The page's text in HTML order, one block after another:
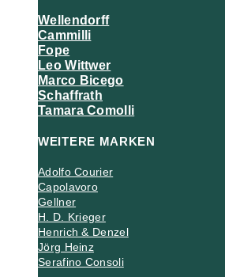
Wellendorff
Cammilli
Fope
Leo Wittwer
Marco Bicego
Schaffrath
Tamara Comolli
WEITERE MARKEN
Adolfo Courier
Capolavoro
Gellner
H. D. Krieger
Henrich & Denzel
Jörg Heinz
Serafino Consoli